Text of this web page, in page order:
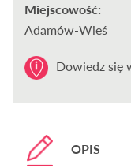
Miejscowość:
Adamów-Wieś
Dowiedz się
OPIS